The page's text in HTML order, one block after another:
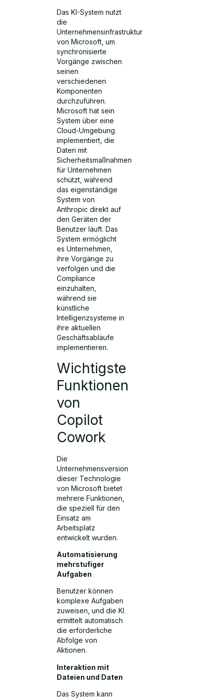
Das KI-System nutzt
die
Unternehmensinfrastruktur
von Microsoft, um
synchronisierte
Vorgänge zwischen
seinen
verschiedenen
Komponenten
durchzuführen.
Microsoft hat sein
System über eine
Cloud-Umgebung
implementiert, die
Daten mit
Sicherheitsmaßnahmen
für Unternehmen
schützt, während
das eigenständige
System von
Anthropic direkt auf
den Geräten der
Benutzer läuft. Das
System ermöglicht
es Unternehmen,
ihre Vorgänge zu
verfolgen und die
Compliance
einzuhalten,
während sie
künstliche
Intelligenzsysteme in
ihre aktuellen
Geschäftsabläufe
implementieren.
Wichtigste
Funktionen
von
Copilot
Cowork
Die
Unternehmensversion
dieser Technologie
von Microsoft bietet
mehrere Funktionen,
die speziell für den
Einsatz am
Arbeitsplatz
entwickelt wurden.
Automatisierung
mehrstufiger
Aufgaben
Benutzer können
komplexe Aufgaben
zuweisen, und die KI
ermittelt automatisch
die erforderliche
Abfolge von
Aktionen.
Interaktion mit
Dateien und Daten
Das System kann